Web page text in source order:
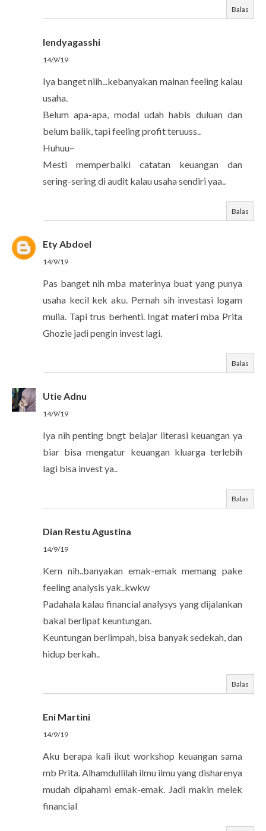
Balas
lendyagasshi
14/9/19
Iya banget niih...kebanyakan mainan feeling kalau
usaha.
Belum apa-apa, modal udah habis duluan dan
belum balik, tapi feeling profit teruuss..
Huhuu~
Mesti memperbaiki catatan keuangan dan
sering-sering di audit kalau usaha sendiri yaa..
Balas
Ety Abdoel
14/9/19
Pas banget nih mba materinya buat yang punya
usaha kecil kek aku. Pernah sih investasi logam
mulia. Tapi trus berhenti. Ingat materi mba Prita
Ghozie jadi pengin invest lagi.
Balas
Utie Adnu
14/9/19
Iya nih penting bngt belajar literasi keuangan ya
biar bisa mengatur keuangan kluarga terlebih
lagi bisa invest ya..
Balas
Dian Restu Agustina
14/9/19
Kern nih..banyakan emak-emak memang pake
feeling analysis yak..kwkw
Padahala kalau financial analysys yang dijalankan
bakal berlipat keuntungan.
Keuntungan berlimpah, bisa banyak sedekah, dan
hidup berkah..
Balas
Eni Martini
14/9/19
Aku berapa kali ikut workshop keuangan sama
mb Prita. Alhamdullilah ilmu ilmu yang disharenya
mudah dipahami emak-emak. Jadi makin melek
financial